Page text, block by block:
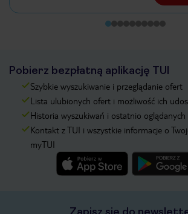
Pobierz bezpłatną aplikację TUI
Szybkie wyszukiwanie i przeglądanie ofert
Lista ulubionych ofert i możliwość ich
Historia wyszukiwań i ostatnio
Kontakt z TUI i wszystkie informacje o
myTUI
Zapisz się do